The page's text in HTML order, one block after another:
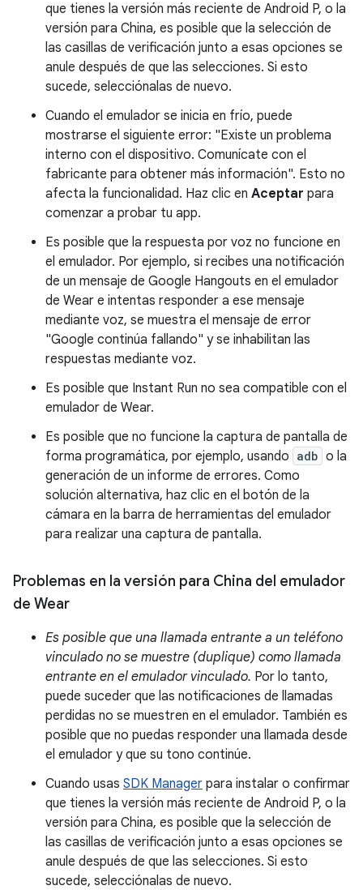
que tienes la versión más reciente de Android P, o la
versión para China, es posible que la selección de
las casillas de verificación junto a esas opciones se
anule después de que las selecciones. Si esto
sucede, selecciónalas de nuevo.
Cuando el emulador se inicia en frío, puede
mostrarse el siguiente error: "Existe un problema
interno con el dispositivo. Comunícate con el
fabricante para obtener más información". Esto no
afecta la funcionalidad. Haz clic en Aceptar para
comenzar a probar tu app.
Es posible que la respuesta por voz no funcione en
el emulador. Por ejemplo, si recibes una notificación
de un mensaje de Google Hangouts en el emulador
de Wear e intentas responder a ese mensaje
mediante voz, se muestra el mensaje de error
"Google continúa fallando" y se inhabilitan las
respuestas mediante voz.
Es posible que Instant Run no sea compatible con el
emulador de Wear.
Es posible que no funcione la captura de pantalla de
forma programática, por ejemplo, usando adb o la
generación de un informe de errores. Como
solución alternativa, haz clic en el botón de la
cámara en la barra de herramientas del emulador
para realizar una captura de pantalla.
Problemas en la versión para China del emulador
de Wear
Es posible que una llamada entrante a un teléfono
vinculado no se muestre (duplique) como llamada
entrante en el emulador vinculado. Por lo tanto,
puede suceder que las notificaciones de llamadas
perdidas no se muestren en el emulador. También es
posible que no puedas responder una llamada desde
el emulador y que su tono continúe.
Cuando usas SDK Manager para instalar o confirmar
que tienes la versión más reciente de Android P, o la
versión para China, es posible que la selección de
las casillas de verificación junto a esas opciones se
anule después de que las selecciones. Si esto
sucede, selecciónalas de nuevo.